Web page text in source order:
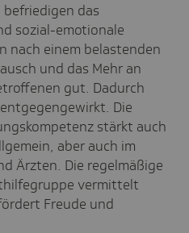
das
sozial-emotionale
nach einem belastenden
und das Mehr an
gut. Dadurch
Die
stärkt auch
aber auch im
Ärzten. Die regelmäßige
vermittelt
Freude und